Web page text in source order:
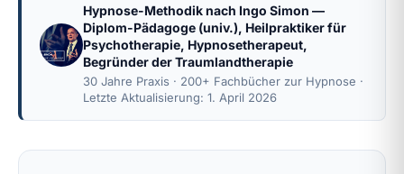
Hypnose-Methodik nach Ingo Simon —
Diplom-Pädagoge (univ.), Heilpraktiker für
Psychotherapie, Hypnosetherapeut,
Begründer der Traumlandtherapie
30 Jahre Praxis · 200+ Fachbücher zur Hypnose ·
Letzte Aktualisierung: 1. April 2026